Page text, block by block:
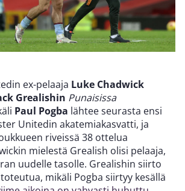
ex-pelaaja Luke Chadwick
Grealishin Punaisissa
Paul Pogba lähtee seurasta ensi
Unitedin akatemiakasvatti, ja
riveissä 38 ottelua
mielestä Grealish olisi pelaaja,
uudelle tasolle. Grealishin siirto
mikäli Pogba siirtyy kesällä